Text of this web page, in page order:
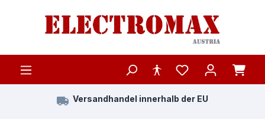
Zum Hauptinhalt springen
Versandhandel innerhalb der EU